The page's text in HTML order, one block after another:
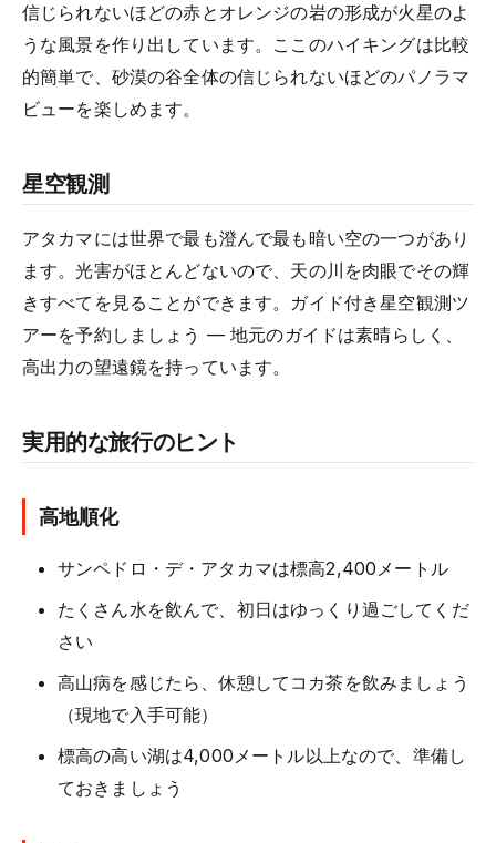
信じられないほどの赤とオレンジの岩の形成が火星のよ
うな風景を作り出しています。ここのハイキングは比較
的簡単で、砂漠の谷全体の信じられないほどのパノラマ
ビューを楽しめます。
星空観測
アタカマには世界で最も澄んで最も暗い空の一つがあり
ます。光害がほとんどないので、天の川を肉眼でその輝
きすべてを見ることができます。ガイド付き星空観測ツ
アーを予約しましょう — 地元のガイドは素晴らしく、
高出力の望遠鏡を持っています。
実用的な旅行のヒント
高地順化
サンペドロ・デ・アタカマは標高2,400メートル
たくさん水を飲んで、初日はゆっくり過ごしてくだ
さい
高山病を感じたら、休憩してコカ茶を飲みましょう
（現地で入手可能）
標高の高い湖は4,000メートル以上なので、準備し
ておきましょう